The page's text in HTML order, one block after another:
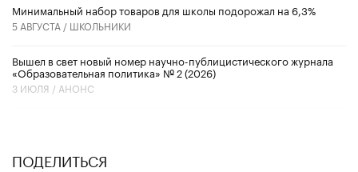
Минимальный набор товаров для школы подорожал на 6,3%
5 АВГУСТА / ШКОЛЬНИКИ
Вышел в свет новый номер научно-публицистического журнала
«Образовательная политика» № 2 (2026)
3 ИЮЛЯ / АНОНС
ПОДЕЛИТЬСЯ